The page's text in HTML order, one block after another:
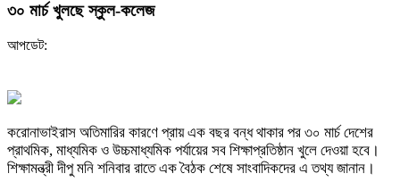
৩০ মার্চ খুলছে স্কুল-কলেজ
আপডেট:
করোনাভাইরাস অতিমারির কারণে প্রায় এক বছর বন্ধ থাকার পর ৩০ মার্চ দেশের
প্রাথমিক, মাধ্যমিক ও উচ্চমাধ্যমিক পর্যায়ের সব শিক্ষাপ্রতিষ্ঠান খুলে দেওয়া হবে।
শিক্ষামন্ত্রী দীপু মনি শনিবার রাতে এক বৈঠক শেষে সাংবাদিকদের এ তথ্য জানান।